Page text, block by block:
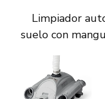
Limpiador
suelo con